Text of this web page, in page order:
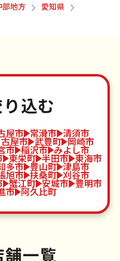
部地方
愛知県
込む
屋市 常滑市 清須市
屋市 武豊町 岡崎市
市 稲沢市 みよし市
東栄町 半田市 東海市
多市 豊山町 津島市
旭市 扶桑町 刈谷市
蟹江町 安城市 豊明市
市 阿久比町
舗一覧